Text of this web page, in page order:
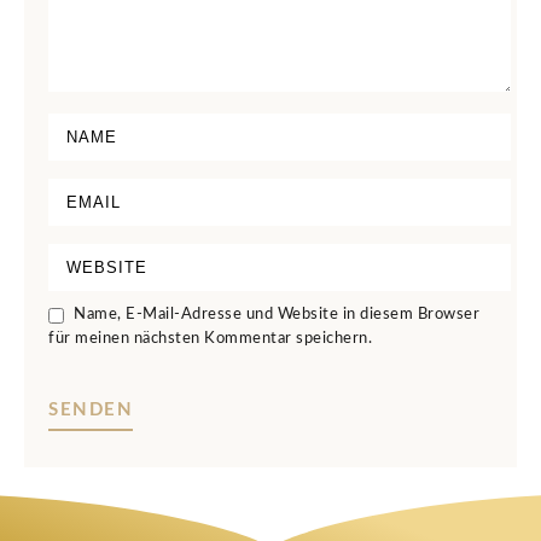
Name, E-Mail-Adresse und Website in diesem Browser
für meinen nächsten Kommentar speichern.